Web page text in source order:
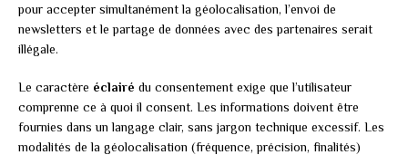
pour accepter simultanément la géolocalisation, l’envoi de
newsletters et le partage de données avec des partenaires serait
illégale.
Le caractère éclairé du consentement exige que l’utilisateur
comprenne ce à quoi il consent. Les informations doivent être
fournies dans un langage clair, sans jargon technique excessif. Les
modalités de la géolocalisation (fréquence, précision, finalités)